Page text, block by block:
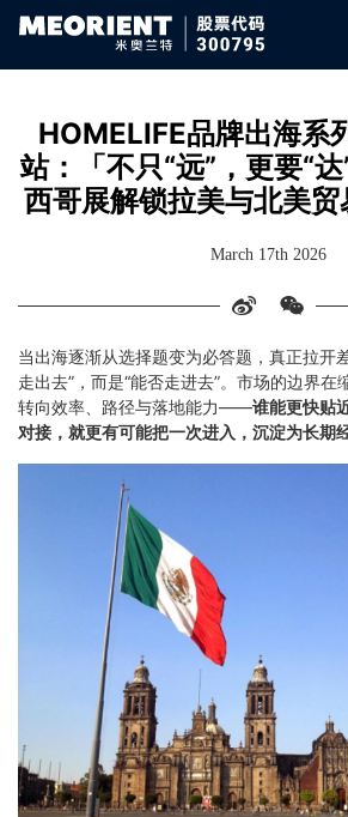
HOMELIFE品牌出海系
站：「不只“远”，更要“
西哥展解锁拉美与北美贸
March 17th 2026
当出海逐渐从选择题变为必答题，真正拉开
走出去”，而是“能否走进去”。市场的边界在
转向效率、路径与落地能力——谁能更快贴
对接，就更有可能把一次进入，沉淀为长期经